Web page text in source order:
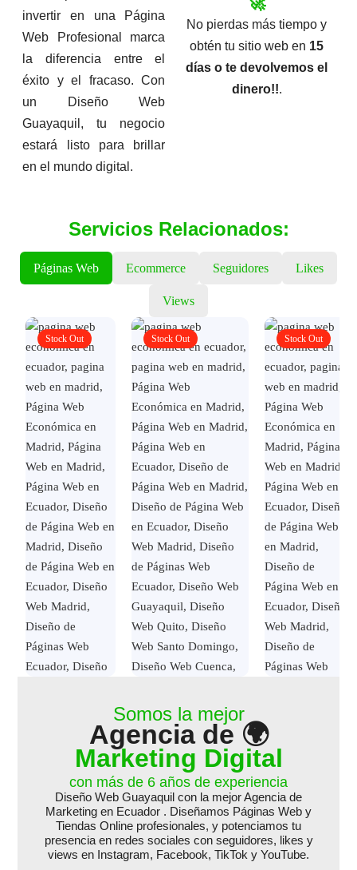
invertir en una Página
Web Profesional marca
la diferencia entre el
éxito y el fracaso. Con
un Diseño Web
Guayaquil, tu negocio
estará listo para brillar
en el mundo digital.
No pierdas más tiempo y
obtén tu sitio web en 15
días o te devolvemos el
dinero!!.
Servicios Relacionados:
Páginas Web Ecommerce Seguidores Likes
Views
Stock Out
Página
Stock Out
Página Web
PROFESIONAL
$255.00
V
a
l
o
r
a
d
o
Stock Out
Somos la mejor
Agencia de 🌍
Marketing Digital
con más de 6 años de experiencia
Diseño Web Guayaquil con la mejor Agencia de
Marketing en Ecuador . Diseñamos Páginas Web y
Tiendas Online profesionales, y potenciamos tu
presencia en redes sociales con seguidores, likes y
views en Instagram, Facebook, TikTok y YouTube.